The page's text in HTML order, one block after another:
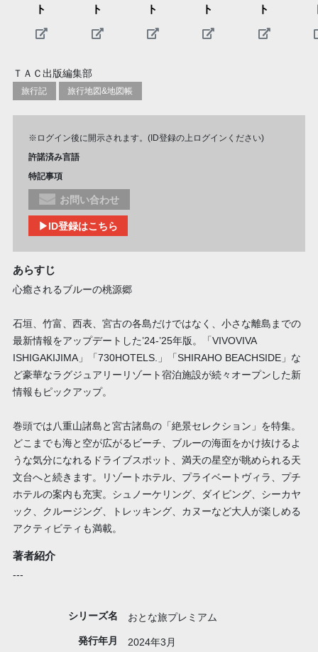
ト ト ト ト ト
ＴＡＣ出版編集部
旅行記 旅行地図&地図帳
※ログイン後に開示されます。(ID登録の上ログインください)
許諾済み言語
特記事項
お問い合わせ
▶ID登録はこちら
あらすじ
心癒されるブルーの桃源郷
石垣、竹富、西表、宮古の各島だけではなく、小さな離島までの
最新情報をアップデートした’24-’25年版。「VIVOVIVA
ISHIGAKIJIMA」「730HOTELS.」「SHIRAHO BEACHSIDE」な
ど豪華なラグジュアリーリゾート宿泊施設が続々オープンした新
情報もピックアップ。
巻頭では八重山諸島と宮古諸島の「絶景セレクション」を特集。
どこまでも海と空が広がるビーチ、ブルーの海面をかけ抜けるよ
うな気分になれるドライブスポット、満天の星空が眺められる天
文台へと続きます。リゾートホテル、プライベートヴィラ、プチ
ホテルの案内も充実。シュノーケリング、ダイビング、シーカヤ
ック、クルージング、トレッキング、カヌーなど大人が楽しめる
アクティビティも満載。
著者紹介
---
シリーズ名 おとな旅プレミアム
発行年月 2024年3月